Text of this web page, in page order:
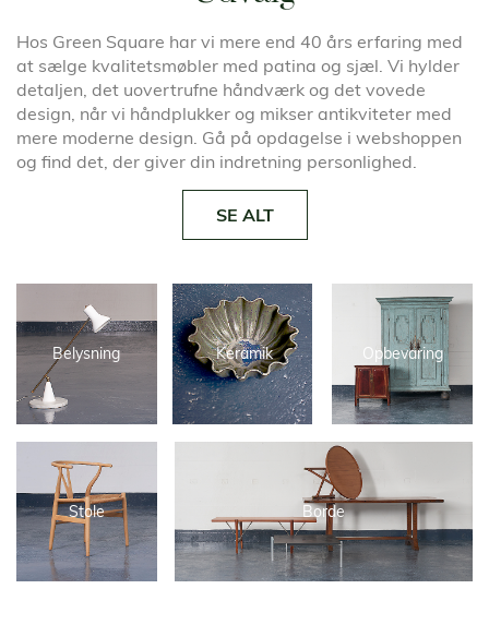
Belysning Keramik Opbevaring
Stole Borde
Hos Green Square har vi mere end 40 års erfaring med
at sælge kvalitetsmøbler med patina og sjæl. Vi hylder
detaljen, det uovertrufne håndværk og det vovede
design, når vi håndplukker og mikser antikviteter med
mere moderne design. Gå på opdagelse i webshoppen
og find det, der giver din indretning personlighed.
SE ALT